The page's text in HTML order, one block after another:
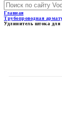
Главная
Трубопроводная
Удлинитель штока для